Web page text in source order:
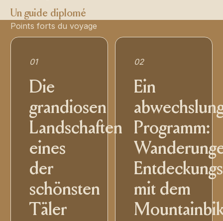
Un guide diplomé
Points forts du voyage
01
Die
grandiosen
Landschaften
eines
der
schönsten
Täler
02
Ein
Programm:
mit dem